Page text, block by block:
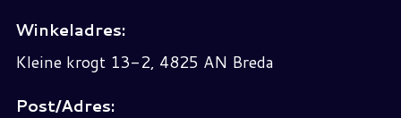
Winkeladres:
Kleine krogt 13-2, 4825 AN Breda
Post/Adres: